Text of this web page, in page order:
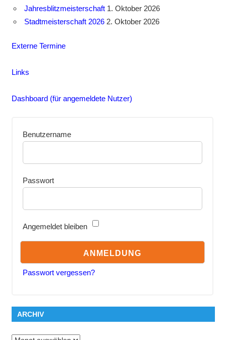
Jahresblitzmeisterschaft 1. Oktober 2026
Stadtmeisterschaft 2026 2. Oktober 2026
Externe Termine
Links
Dashboard (für angemeldete Nutzer)
Benutzername
Passwort
Angemeldet bleiben
Passwort vergessen?
ARCHIV